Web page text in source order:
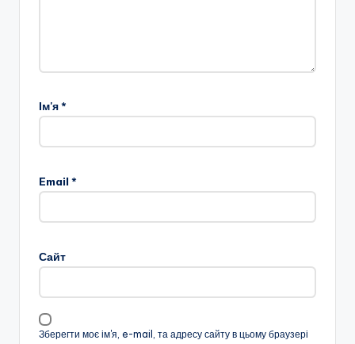
Ім'я*
Email *
Сайт
Зберегти моє ім'я, e-mail, та адресу сайту в цьому браузері